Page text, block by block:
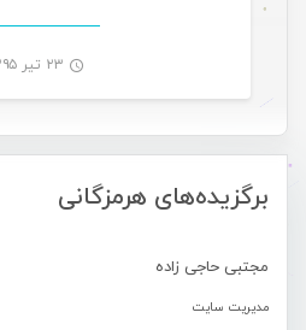
برگزیده‌های هرمزگانی
مجتبی حاجی زاده
مدیریت سایت
۲۳ تیر ۱۳۹۵